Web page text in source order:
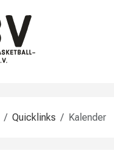
Quicklinks Kalender